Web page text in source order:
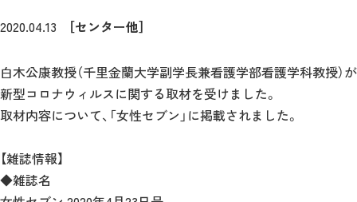
2020.04.13 ［センター他］
白木公康教授（千里金蘭大学副学長兼看護学部看護学科教授）が
新型コロナウィルスに関する取材を受けました。
取材内容について、「女性セブン」に掲載されました。
【雑誌情報】
◆雑誌名